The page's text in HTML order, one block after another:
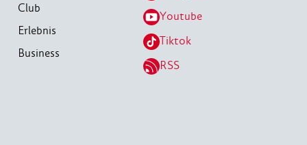
Club
Erlebnis
Business
Youtube
Tiktok
RSS